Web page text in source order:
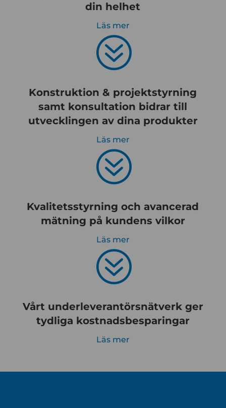
din helhet
Läs mer
?
Konstruktion & projektstyrning
samt konsultation bidrar till
utvecklingen av dina produkter
Läs mer
?
Kvalitetsstyrning och avancerad
mätning på kundens vilkor
Läs mer
?
Vårt underleverantörsnätverk ger
tydliga kostnadsbesparingar
Läs mer